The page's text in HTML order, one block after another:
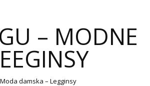
– MODNE
Moda damska – Legginsy